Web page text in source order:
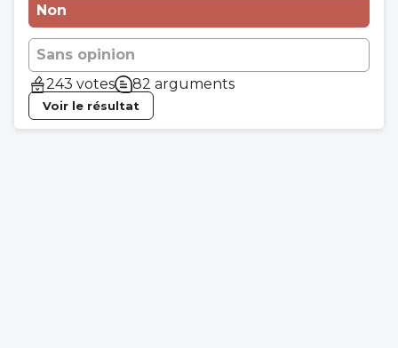
Non
Sans opinion
243 votes
82 arguments
Voir le résultat